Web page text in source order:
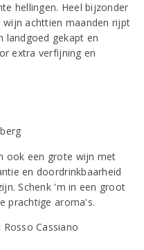
hellingen. Heel bijzonder
achttien maanden rijpt
landgoed gekapt en
extra verfijning en
ook een grote wijn met
en doordrinkbaarheid
Schenk 'm in een groot
prachtige aroma's.